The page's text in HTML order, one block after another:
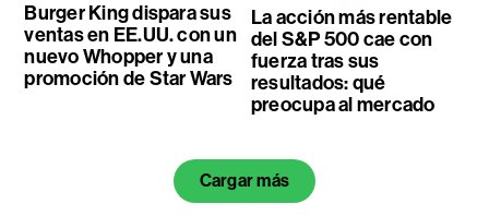
Burger King dispara sus
ventas en EE.UU. con un
nuevo Whopper y una
promoción de Star Wars
La acción más rentable
del S&P 500 cae con
fuerza tras sus
resultados: qué
preocupa al mercado
Cargar más